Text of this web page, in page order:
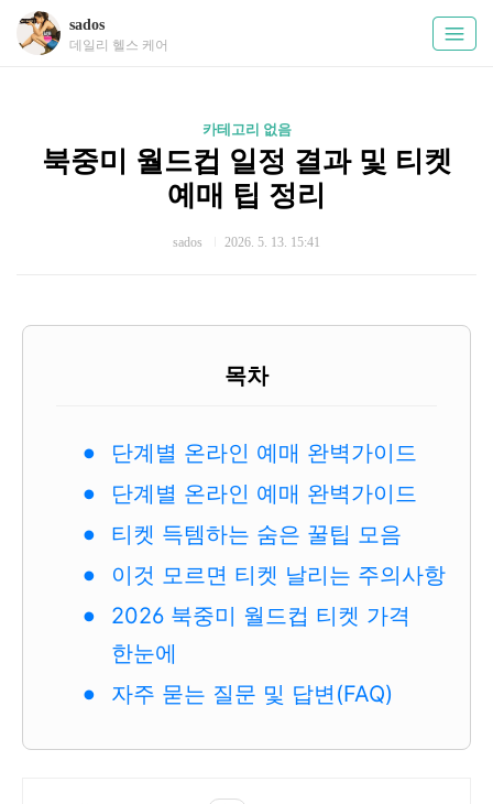
sados
데일리 헬스 케어
카테고리 없음
북중미 월드컵 일정 결과 및 티켓
예매 팁 정리
sados 2026. 5. 13. 15:41
목차
단계별 온라인 예매 완벽가이드
단계별 온라인 예매 완벽가이드
티켓 득템하는 숨은 꿀팁 모음
이것 모르면 티켓 날리는 주의사항
2026 북중미 월드컵 티켓 가격
한눈에
자주 묻는 질문 및 답변(FAQ)